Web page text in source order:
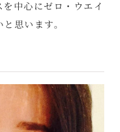
中心にゼロ・ウエイ
思います。